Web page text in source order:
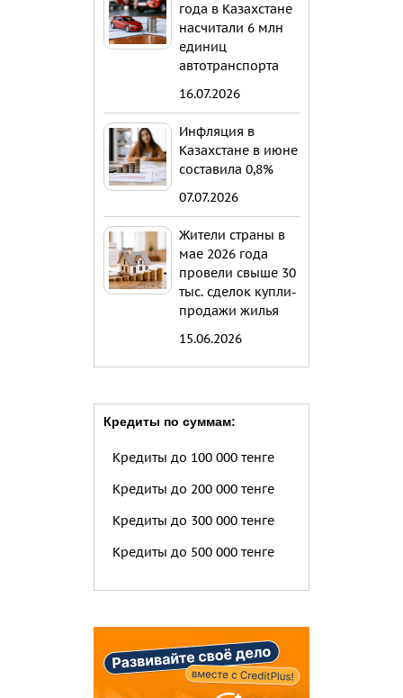
года в Казахстане
насчитали 6 млн
единиц
автотранспорта
16.07.2026
Инфляция в
Казахстане в июне
составила 0,8%
07.07.2026
Жители страны в
мае 2026 года
провели свыше 30
тыс. сделок купли-
продажи жилья
15.06.2026
Кредиты по суммам:
Кредиты до 100 000 тенге
Кредиты до 200 000 тенге
Кредиты до 300 000 тенге
Кредиты до 500 000 тенге